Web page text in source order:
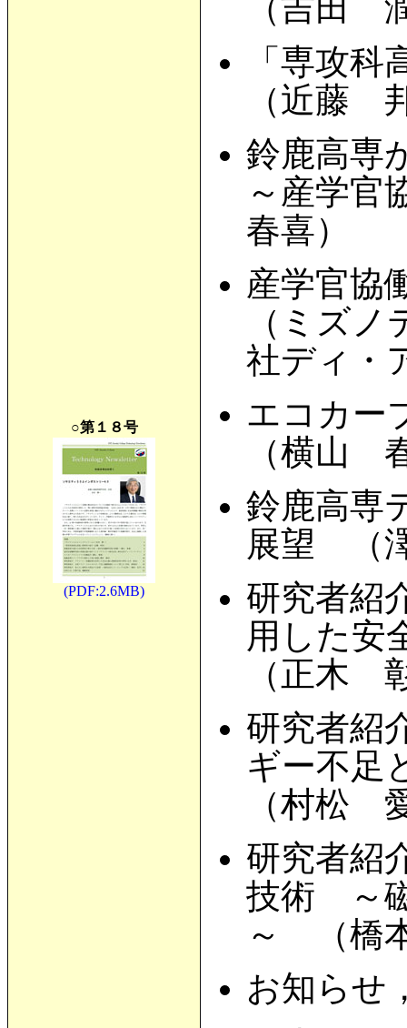
○第１８号
(PDF:2.6MB)
（吉田
「専攻
（近藤
鈴鹿高専
～産学
春喜）
産学官協
（ミズ
社ディ・
エコカ
（横山
鈴鹿高専
展望 （
研究者紹
用した安
（正木
研究者紹
ギー不
（村松
研究者紹
技術 ～
～ （橋
お知らせ